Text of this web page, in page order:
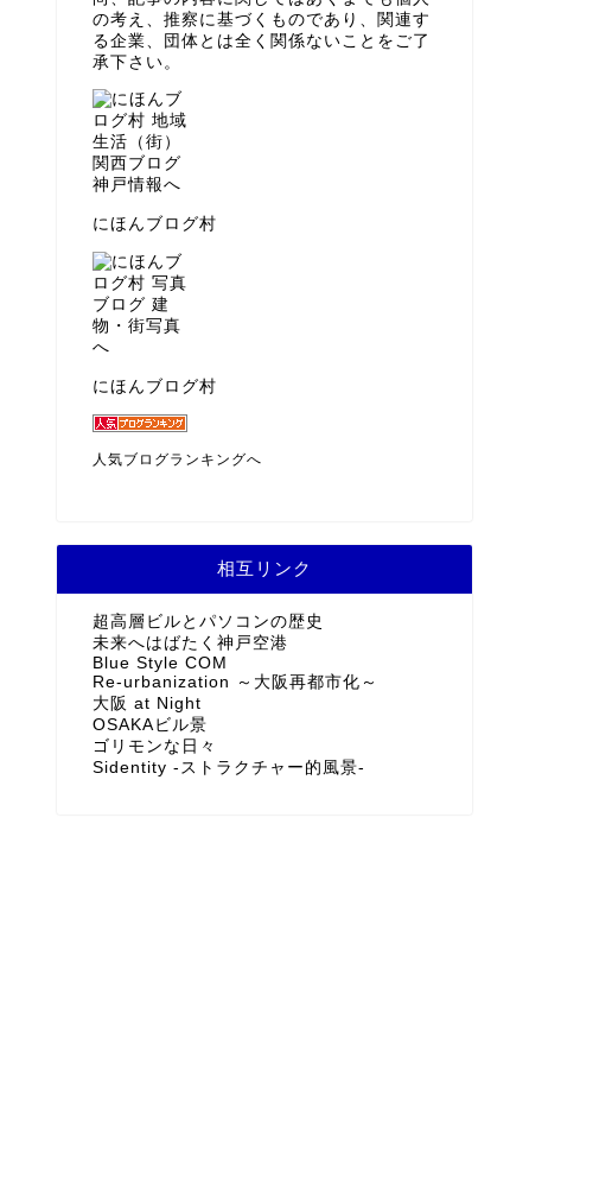
の考え、推察に基づくものであり、関連す
る企業、団体とは全く関係ないことをご了
承下さい。
にほんブログ村
にほんブログ村
人気ブログランキングへ
相互リンク
超高層ビルとパソコンの歴史
未来へはばたく神戸空港
Blue Style COM
Re-urbanization ～大阪再都市化～
大阪 at Night
OSAKAビル景
ゴリモンな日々
Sidentity -ストラクチャー的風景-